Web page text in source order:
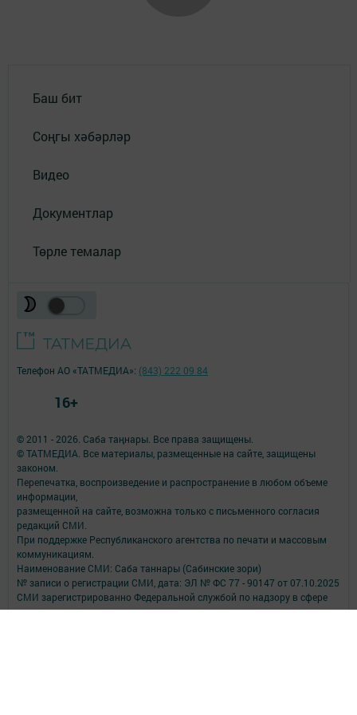
Баш бит
Соңгы хәбәрләр
Видео
Документлар
Төрле темалар
© 2011 - 2026. Саба таңнары. Все права защищены.
© ТАТМЕДИА. Все материалы, размещенные на сайте, защищены
законом.
Перепечатка, воспроизведение и распространение в любом объеме
информации,
размещенной на сайте, возможна только с письменного согласия
редакций СМИ.
При поддержке Республиканского агентства по печати и массовым
коммуникациям.
Наименование СМИ: Саба таннары (Сабинские зори)
№ записи о регистрации СМИ, дата: ЭЛ № ФС 77 - 90147 от 07.10.2025
СМИ зарегистрированно Федеральной службой по надзору в сфере
связи,
Телефон АО «ТАТМЕДИА»: (843) 222 09 84
16+